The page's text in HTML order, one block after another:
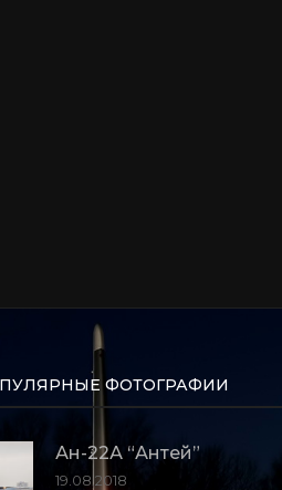
ФОТОГРАФИИ
Ан-22А “Антей”
19.08.2018